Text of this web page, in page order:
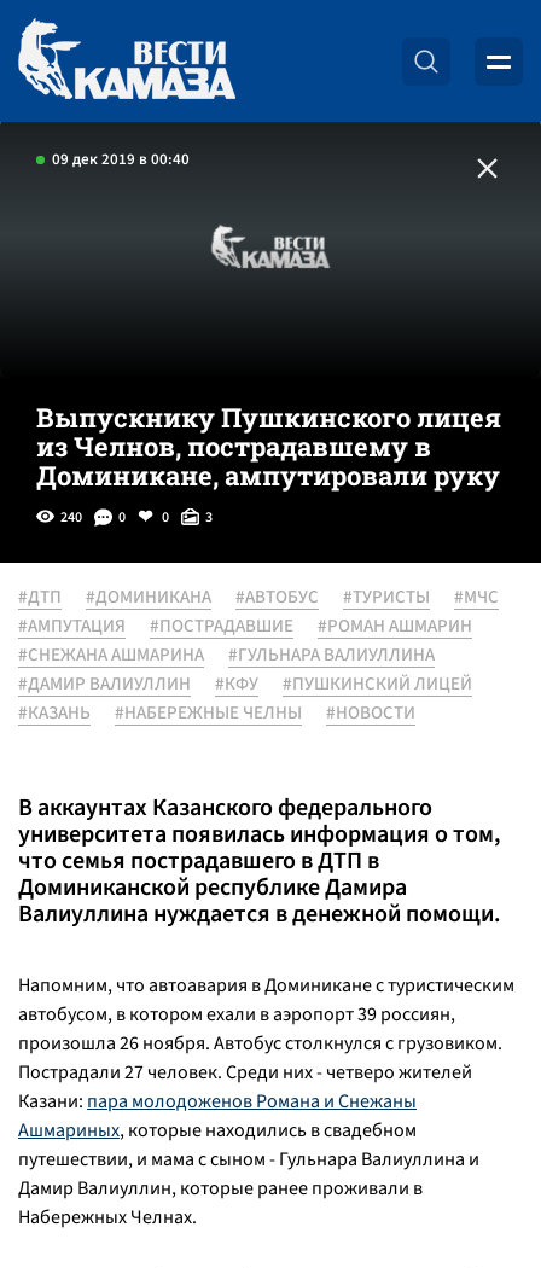
09 дек 2019 в 00:40
Выпускнику Пушкинского лицея
из Челнов, пострадавшему в
Доминикане, ампутировали руку
240 0 0 3
#ДТП #ДОМИНИКАНА #АВТОБУС #ТУРИСТЫ
#МЧС
#АМПУТАЦИЯ
#ПОСТРАДАВШИЕ
#РОМАН АШМАРИН
#СНЕЖАНА АШМАРИНА
#ГУЛЬНАРА ВАЛИУЛЛИНА
#ДАМИР ВАЛИУЛЛИН
#КФУ
#ПУШКИНСКИЙ ЛИЦЕЙ
#КАЗАНЬ
#НАБЕРЕЖНЫЕ ЧЕЛНЫ #НОВОСТИ
В аккаунтах Казанского федерального
университета появилась информация о том,
что семья пострадавшего в ДТП в
Доминиканской республике Дамира
Валиуллина нуждается в денежной помощи.
Напомним, что автоавария в Доминикане с туристическим
автобусом, в котором ехали в аэропорт 39 россиян,
произошла 26 ноября. Автобус столкнулся с грузовиком.
Пострадали 27 человек. Среди них - четверо жителей
Казани: пара молодоженов Романа и Снежаны
Ашмариных, которые находились в свадебном
путешествии, и мама с сыном - Гульнара Валиуллина и
Дамир Валиуллин, которые ранее проживали в
Набережных Челнах.